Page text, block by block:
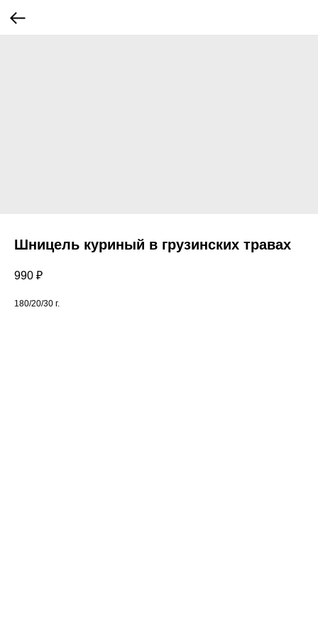
Шницель куриный в грузинских травах
990 ₽
180/20/30 г.